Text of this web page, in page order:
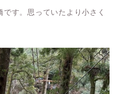
す。思っていたより小さく